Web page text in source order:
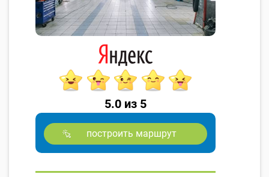
5.0 из 5
построить маршрут